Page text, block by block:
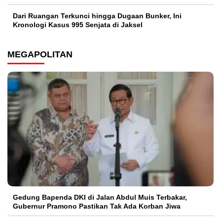
Dari Ruangan Terkunci hingga Dugaan Bunker, Ini
Kronologi Kasus 995 Senjata di Jaksel
MEGAPOLITAN
Gedung Bapenda DKI di Jalan Abdul Muis Terbakar,
Gubernur Pramono Pastikan Tak Ada Korban Jiwa